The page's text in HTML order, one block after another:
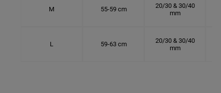
M 55-59 cm
20/30 & 30/40
mm
L 59-63 cm
20/30 & 30/40
mm